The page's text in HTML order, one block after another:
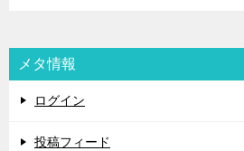
メタ情報
ログイン
投稿フィード